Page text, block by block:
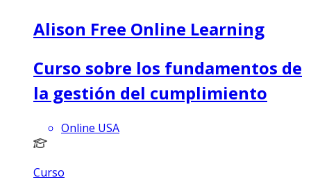
Alison Free Online Learning
Curso sobre los fundamentos de
la gestión del cumplimiento
Online USA
Curso